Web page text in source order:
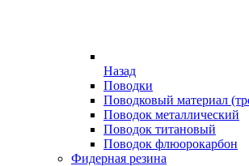
Назад
Поводки
Поводковый материал
Поводок металлический
Поводок титановый
Поводок флюорокарбон
Фидерная резина